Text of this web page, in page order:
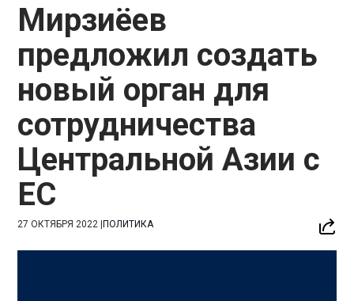
Мирзиёев
предложил создать
новый орган для
сотрудничества
Центральной Азии с
ЕС
27 ОКТЯБРЯ 2022 |ПОЛИТИКА